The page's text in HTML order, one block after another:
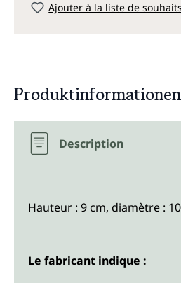
Ajouter à la liste de souhaits
Produktinformationen
Description
Hauteur : 9 cm, diamètre :
Le fabricant indique :